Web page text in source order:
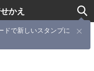
かえ
ドで新しいスタンプに
ウトver.)